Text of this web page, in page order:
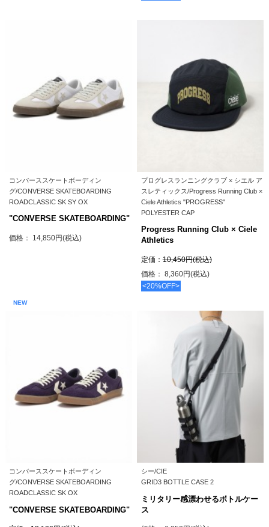
コンバーススケートボーディン
グ/CONVERSE SKATEBOARDING
ROADCLASSIC SK SY OX
"CONVERSE SKATEBOARDING"
価格： 14,850円(税込)
プログレスランニングクラブ × シエル ア
スレティックス/Progress Running Club ×
Ciele Athletics "PROGRESS"
POLYESTER CAP
Progress Running Club × Ciele
Athletics
定価：10,450円(税込)
価格： 8,360円(税込)
<20%OFF>
NEW
コンバーススケートボーディン
グ/CONVERSE SKATEBOARDING
ROADCLASSIC SK OX
"CONVERSE SKATEBOARDING"
シー/CIE
GRID3 BOTTLE CASE 2
ミリタリー感漂わせるボトルケー
ス